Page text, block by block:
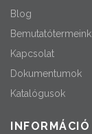
Blog
Bemutatótermeink
Kapcsolat
Dokumentumok
Katalógusok
INFORMÁCIÓ